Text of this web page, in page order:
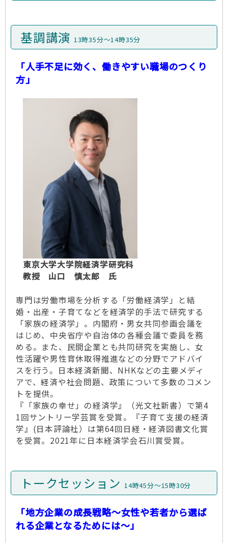
基調講演 13時35分～14時35分
「人手不足に効く、働きやすい職場のつくり
方」
東京大学大学院経済学研究科
教授 山口 慎太郎 氏
専門は労働市場を分析する「労働経済学」と結
婚・出産・子育てなどを経済学的手法で研究する
「家族の経済学」。内閣府・男女共同参画会議を
はじめ、中央省庁や自治体の各種会議で委員を務
める。また、民間企業とも共同研究を実施し、女
性活躍や男性育休取得推進などの分野でアドバイ
スを行う。日本経済新聞、NHKなどの主要メディ
アで、経済や社会問題、政策について多数のコメン
トを提供。
『「家族の幸せ」の経済学』（光文社新書）で第4
1回サントリー学芸賞を受賞。『子育て支援の経済
学』(日本評論社）は第64回日経・経済図書文化賞
を受賞。2021年に日本経済学会石川賞受賞。
トークセッション 14時45分～15時30分
「地方企業の成長戦略～女性や若者から選ば
れる企業となるためには～」